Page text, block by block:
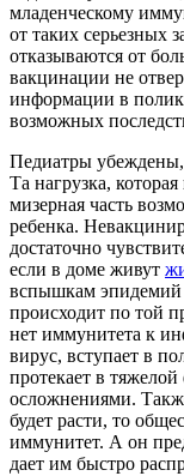
младенческому
от таких серьезных
отказываются от
вакцинации не
информации в
возможных
Педиатры убеждены,
Та нагрузка,
мизерная часть
ребенка.
достаточно
если в доме живут
вспышкам эпидемий
происходит по той
нет иммунитета к
вирус, вступает в
протекает в
осложнениями.
будет расти, то
иммунитет. А он
дает им быстро